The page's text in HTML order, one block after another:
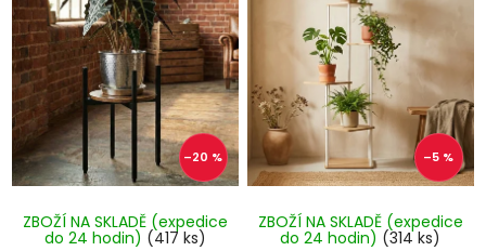
–20 %
ZBOŽÍ NA SKLADĚ (expedice
do 24 hodin) (417 ks)
–5 %
ZBOŽÍ NA SKLADĚ (expedice
do 24 hodin) (314 ks)